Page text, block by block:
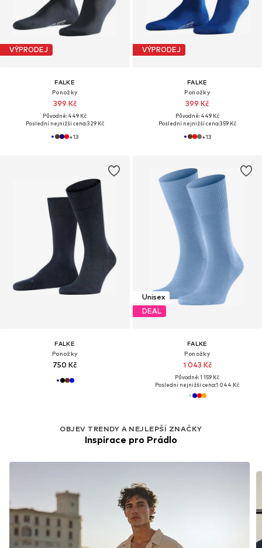
VÝPRODEJ
FALKE
Ponožky
399 Kč
Původně: 449 Kč
Poslední nejnižší cena:329 Kč
+13
VÝPRODEJ
FALKE
Ponožky
399 Kč
Původně: 449 Kč
Poslední nejnižší cena:359 Kč
+13
FALKE
Ponožky
750 Kč
Unisex
DEAL
FALKE
Ponožky
1 043 Kč
Původně: 1 159 Kč
Poslední nejnižší cena:1 044 Kč
OBJEV TRENDY A NEJLEPŠÍ ZNAČKY
Inspirace pro Prádlo